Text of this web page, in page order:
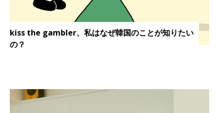
kiss the gambler、私はなぜ韓国のことが知りたい
の？